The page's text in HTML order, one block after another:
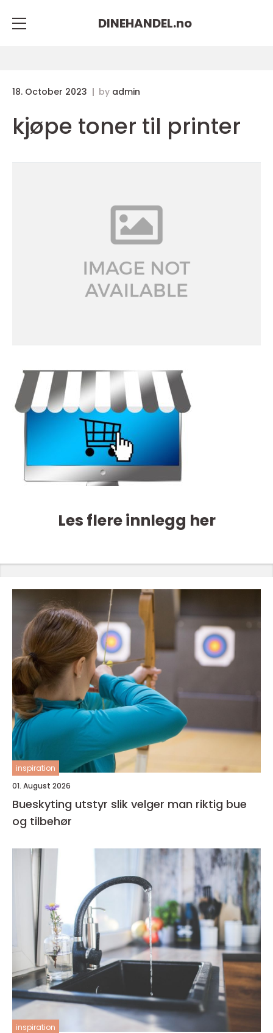
DINEHANDEL.no
18. October 2023 by admin
kjøpe toner til printer
Les flere innlegg her
inspiration
01. August 2026
Bueskyting utstyr slik velger man riktig bue
og tilbehør
inspiration